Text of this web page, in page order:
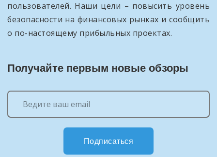
пользователей. Наши цели – повысить уровень
безопасности на финансовых рынках и сообщить
о по-настоящему прибыльных проектах.
Получайте первым новые обзоры
Подписаться